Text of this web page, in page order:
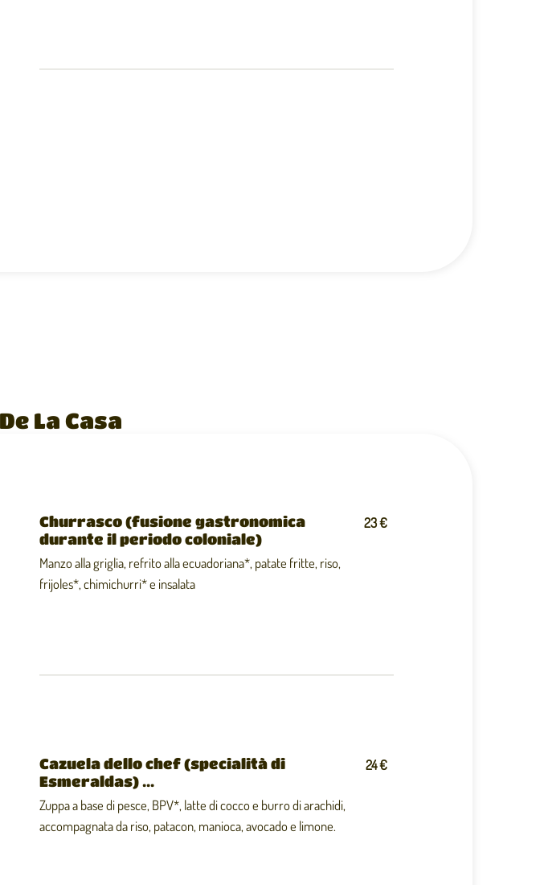
La Casa
Churrasco (fusione gastronomica
durante il periodo coloniale)
Manzo alla griglia, refrito alla ecuadoriana*, patate fritte, riso,
frijoles*, chimichurri* e insalata
23 €
Cazuela dello chef (specialità di
Esmeraldas) ...
Zuppa a base di pesce, BPV*, latte di cocco e burro di arachidi,
accompagnata da riso, patacon, manioca, avocado e limone.
24 €